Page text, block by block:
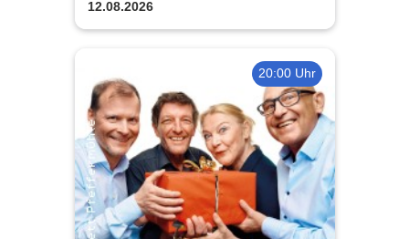
12.08.2026
20:00 Uhr